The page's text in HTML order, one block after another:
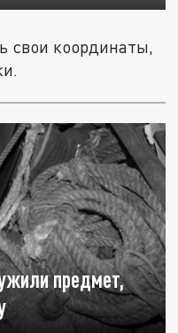
свои координаты,
предмет,